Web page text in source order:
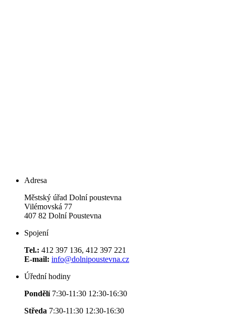
Adresa
Městský úřad Dolní poustevna
Vilémovská 77
407 82 Dolní Poustevna
Spojení
Tel.: 412 397 136, 412 397 221
E-mail: info@dolnipoustevna.cz
Úřední hodiny
Pondělí 7:30-11:30 12:30-16:30
Středa 7:30-11:30 12:30-16:30